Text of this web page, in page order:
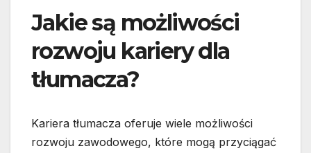
Jakie są możliwości
rozwoju kariery dla
tłumacza?
Kariera tłumacza oferuje wiele możliwości
rozwoju zawodowego, które mogą przyciągać